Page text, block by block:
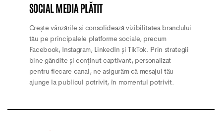
SOCIAL MEDIA PLĂTIT
Crește vânzările și consolidează vizibilitatea brandului
tău pe principalele platforme sociale, precum
Facebook, Instagram, LinkedIn și TikTok. Prin strategii
bine gândite și conținut captivant, personalizat
pentru fiecare canal, ne asigurăm că mesajul tău
ajunge la publicul potrivit, în momentul potrivit.